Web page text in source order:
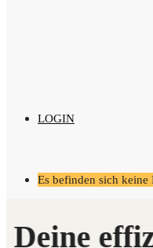
LOGIN
Es befinden sich keine